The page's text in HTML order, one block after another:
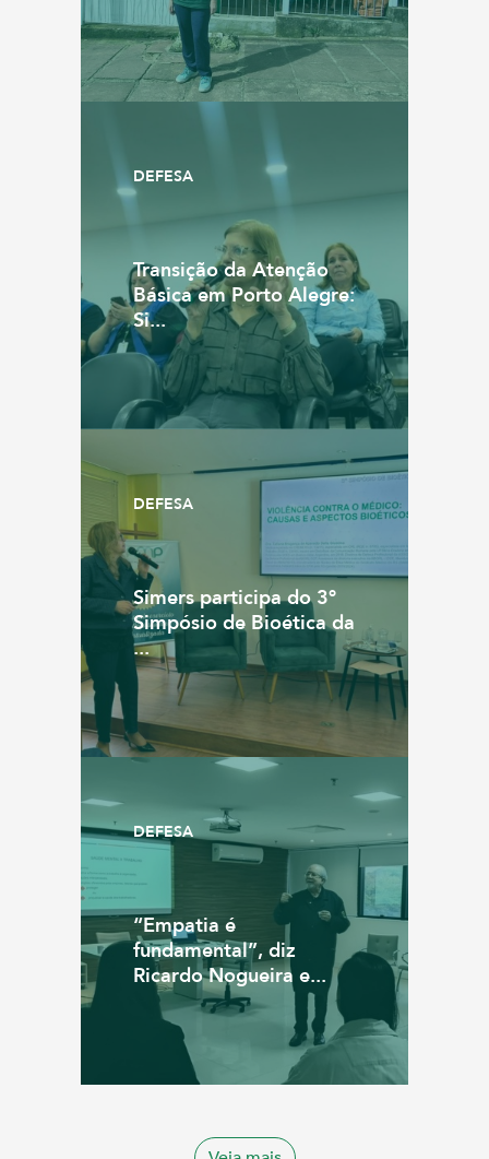
DEFESA
Transição da Atenção
Básica em Porto Alegre:
Si...
DEFESA
Simers participa do 3º
Simpósio de Bioética da
...
DEFESA
“Empatia é
fundamental”, diz
Ricardo Nogueira e...